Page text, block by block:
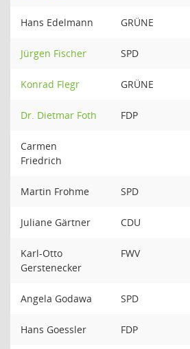
Hans Edelmann GRÜNE
Jürgen Fischer SPD
Konrad Flegr GRÜNE
Dr. Dietmar Foth FDP
Carmen
Friedrich
Martin Frohme SPD
Juliane Gärtner CDU
Karl-Otto
Gerstenecker
FWV
Angela Godawa SPD
Hans Goessler FDP